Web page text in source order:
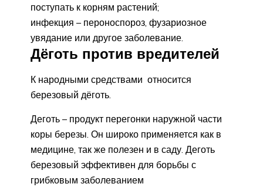
поступать к корням растений;
инфекция – пероноспороз, фузариозное
увядание или другое заболевание.
Дёготь против вредителей
К народными средствами относится
березовый дёготь.
Деготь – продукт перегонки наружной части
коры березы. Он широко применяется как в
медицине, так же полезен и в саду. Деготь
березовый эффективен для борьбы с
грибковым заболеванием